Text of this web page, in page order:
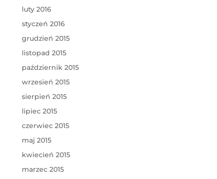
luty 2016
styczeń 2016
grudzień 2015
listopad 2015
październik 2015
wrzesień 2015
sierpień 2015
lipiec 2015
czerwiec 2015
maj 2015
kwiecień 2015
marzec 2015